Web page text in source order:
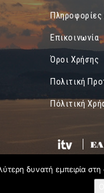
Επικοινωνία
Όροι Χρήσης
Πολιτική
Πόλιτική
δυνατή εμπειρία